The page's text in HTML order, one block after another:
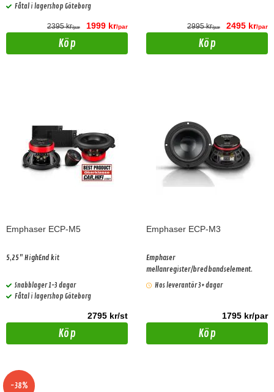
Fåtal i lagershop Göteborg
2395 kr/par 1999 kr/par
Köp
2995 kr/par 2495 kr/par
Köp
Emphaser ECP-M5
5,25" HighEnd kit
Snabblager 1-3 dagar
Fåtal i lagershop Göteborg
2795 kr/st
Köp
Emphaser ECP-M3
Emphaser
mellanregister/bredbandselement.
Hos leverantör 3+ dagar
1795 kr/par
Köp
-38%